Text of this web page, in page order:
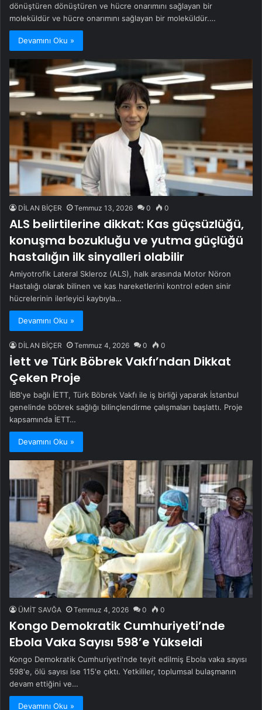
dönüştüren dönüştüren ve hücre onarımını sağlayan bir
moleküldür ve hücre onarımını sağlayan bir moleküldür.…
Devamını Oku »
DİLAN BİÇER Temmuz 13, 2026 0 0
ALS belirtilerine dikkat: Kas güçsüzlüğü,
konuşma bozukluğu ve yutma güçlüğü
hastalığın ilk sinyalleri olabilir
Amiyotrofik Lateral Skleroz (ALS), halk arasında Motor Nöron
Hastalığı olarak bilinen ve kas hareketlerini kontrol eden sinir
hücrelerinin ilerleyici kaybıyla…
Devamını Oku »
DİLAN BİÇER Temmuz 4, 2026 0 0
İett ve Türk Böbrek Vakfı’ndan Dikkat
Çeken Proje
İBB'ye bağlı İETT, Türk Böbrek Vakfı ile iş birliği yaparak İstanbul
genelinde böbrek sağlığı bilinçlendirme çalışmaları başlattı. Proje
kapsamında İETT…
Devamını Oku »
ÜMİT SAVĞA Temmuz 4, 2026 0 0
Kongo Demokratik Cumhuriyeti’nde
Ebola Vaka Sayısı 598’e Yükseldi
Kongo Demokratik Cumhuriyeti'nde teyit edilmiş Ebola vaka sayısı
598'e, ölü sayısı ise 115'e çıktı. Yetkililer, toplumsal bulaşmanın
devam ettiğini ve…
Devamını Oku »